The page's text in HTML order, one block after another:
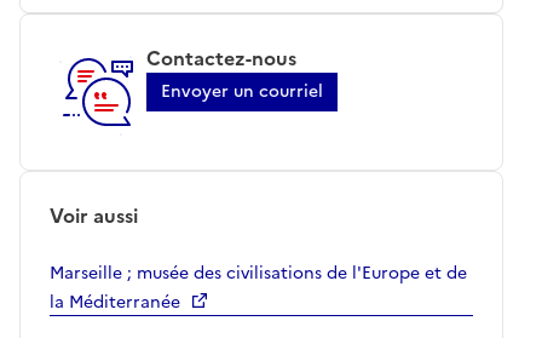
Contactez-nous
Envoyer un courriel
Voir aussi
Marseille ; musée des civilisations de l'Europe et de
la Méditerranée